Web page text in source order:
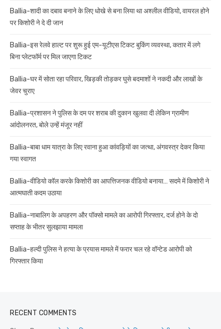
Ballia-शादी का दबाव बनाने के लिए धोखे से बना लिया था अश्लील वीडियो, वायरल होने
पर किशोरी ने दे दी जान
Ballia-इस रेलवे हाल्ट पर शुरू हुई एम-यूटीएस टिकट बुकिंग व्यवस्था, कतार में लगे
बिना प्लेटफॉर्म पर मिल जाएगा टिकट
Ballia-घर में सोता रहा परिवार, खिड़की तोड़कर घुसे बदमाशों ने नकदी और लाखों के
जेवर चुराए
Ballia-प्रशासन ने पुलिस के दम पर शराब की दुकान खुलवा दी लेकिन ग्रामीण
आंदोलनरत, बोले उन्हें मंजूर नहीं
Ballia-बाबा धाम यात्रा के लिए रवाना हुआ कांवड़ियों का जत्था, अंगवस्त्र देकर किया
गया स्वागत
Ballia-वीडियो कॉल करके किशोरी का आपत्तिजनक वीडियो बनाया… सदमे में किशोरी ने
आत्मघाती कदम उठाया
Ballia-नाबालिग के अपहरण और पॉक्सो मामले का आरोपी गिरफ्तार, दर्ज होने के दो
सप्ताह के भीतर सुलझाया मामला
Ballia-हल्दी पुलिस ने हत्या के प्रयास मामले में फरार चल रहे वॉन्टेड आरोपी को
गिरफ्तार किया
RECENT COMMENTS